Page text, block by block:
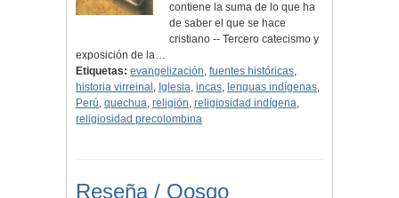
contiene la suma de lo que ha
de saber el que se hace
cristiano -- Tercero catecismo y
exposición de la…
Etiquetas: evangelización, fuentes históricas,
historia virreinal , Iglesia, incas, lenguas indígenas,
Perú, quechua, religión, religiosidad indígena,
religiosidad precolombina
Reseña / Qosqo